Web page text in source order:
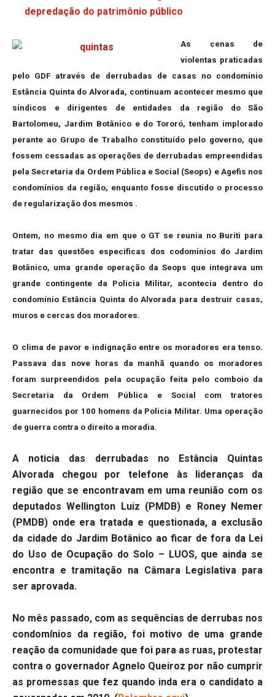
depredação do patrimônio público
As cenas de
violentas praticadas
pelo GDF através de derrubadas de casas no condomínio
Estância Quinta do Alvorada, continuam acontecer mesmo que
síndicos e dirigentes de entidades da região do São
Bartolomeu, Jardim Botânico e do Tororó, tenham implorado
perante ao Grupo de Trabalho constituído pelo governo, que
fossem cessadas as operações de derrubadas empreendidas
pela Secretaria da Ordem Pública e Social (Seops) e Agefis nos
condomínios da região, enquanto fosse discutido o processo
de regularização dos mesmos .
Ontem, no mesmo dia em que o GT se reunia no Buriti para
tratar das questões especificas dos codomínios do Jardim
Botânico, uma grande operação da Seops que integrava um
grande contingente da Policia Militar, acontecia dentro do
condomínio Estância Quinta do Alvorada para destruir casas,
muros e cercas dos moradores.
O clima de pavor e indignação entre os moradores era tenso.
Passava das nove horas da manhã quando os moradores
foram surpreendidos pela ocupação feita pelo comboio da
Secretaria da Ordem Pública e Social com tratores
guarnecidos por 100 homens da Policia Militar. Uma operação
de guerra contra o direito a moradia.
A noticia das derrubadas no Estância Quintas
Alvorada chegou por telefone às lideranças da
região que se encontravam em uma reunião com os
deputados Wellington Luiz (PMDB) e Roney Nemer
(PMDB) onde era tratada e questionada, a exclusão
da cidade do Jardim Botânico ao ficar de fora da Lei
do Uso de Ocupação do Solo – LUOS, que ainda se
encontra e tramitação na Câmara Legislativa para
ser aprovada.
No mês passado, com as sequências de derrubas nos
condomínios da região, foi motivo de uma grande
reação da comunidade que foi para as ruas, protestar
contra o governador Agnelo Queiroz por não cumprir
as promessas que fez quando inda era o candidato a